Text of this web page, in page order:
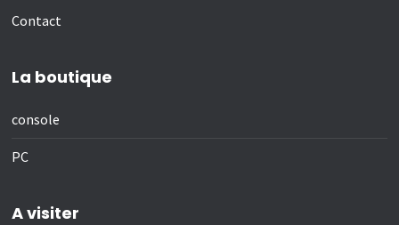
Contact
La boutique
console
PC
A visiter